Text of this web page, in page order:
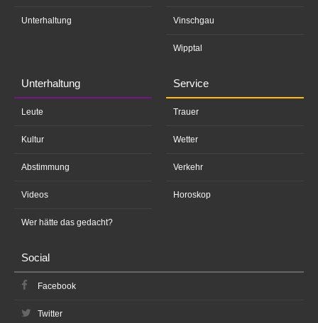
Unterhaltung Vinschgau
Wipptal
Unterhaltung
Leute
Kultur
Abstimmung
Videos
Wer hätte das gedacht?
Service
Trauer
Wetter
Verkehr
Horoskop
Social
Facebook
Twitter